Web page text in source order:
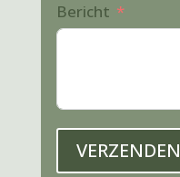
Bericht
VERZENDEN